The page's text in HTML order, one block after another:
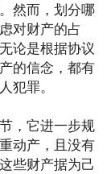
然而，划分哪
对财产的占
论是根据协议
的信念，都有
犯罪。
，它进一步规
动产，且没有
些财产据为己